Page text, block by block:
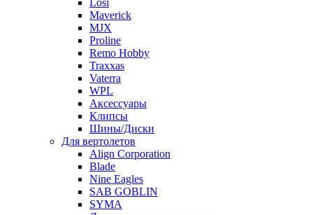
Losi
Maverick
MJX
Proline
Remo Hobby
Traxxas
Vaterra
WPL
Аксессуары
Клипсы
Шины/Диски
Для вертолетов
Align Corporation
Blade
Nine Eagles
SAB GOBLIN
SYMA